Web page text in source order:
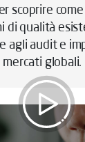
scoprire come
di qualità
agli audit e
globali.
AI Assured: